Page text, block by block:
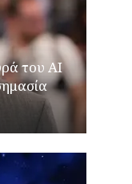
του ΑI